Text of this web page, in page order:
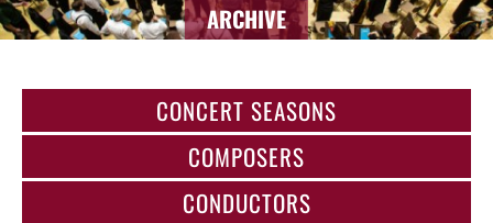
ARCHIVE
CONCERT SEASONS
COMPOSERS
CONDUCTORS